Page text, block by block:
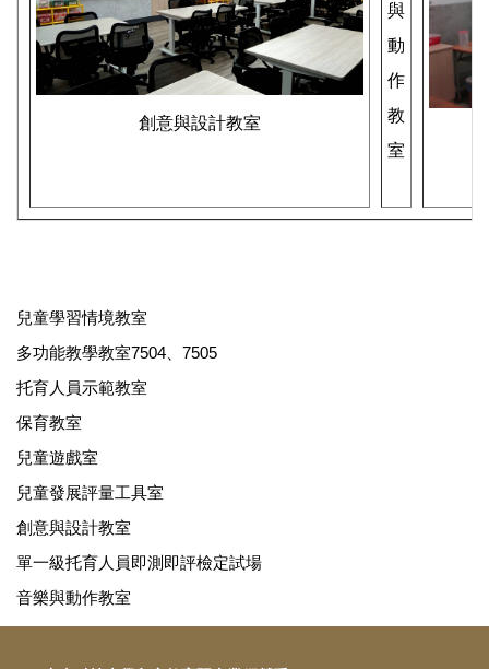
創意與設計教室
與
動
作
教
室
兒童學習情境教室
多功能教學教室7504、7505
托育人員示範教室
保育教室
兒童遊戲室
兒童發展評量工具室
創意與設計教室
單一級托育人員即測即評檢定試場
音樂與動作教室